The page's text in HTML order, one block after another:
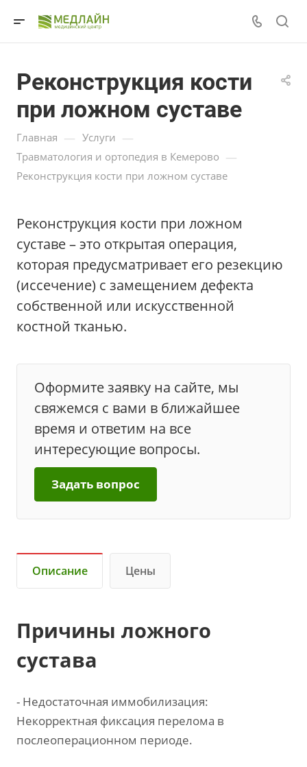
Реконструкция кости
при ложном суставе
Главная — Услуги —
Травматология и ортопедия в Кемерово —
Реконструкция кости при ложном суставе
Реконструкция кости при ложном
суставе – это открытая операция,
которая предусматривает его резекцию
(иссечение) с замещением дефекта
собственной или искусственной
костной тканью.
Оформите заявку на сайте, мы
свяжемся с вами в ближайшее
время и ответим на все
интересующие вопросы.
Задать вопрос
Описание Цены
Причины ложного
сустава
- Недостаточная иммобилизация:
Некорректная фиксация перелома в
послеоперационном периоде.